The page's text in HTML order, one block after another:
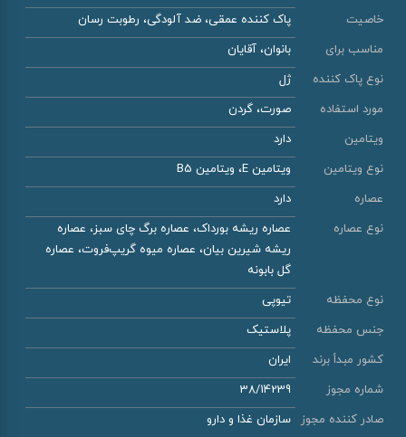
خاصیت
پاک کننده عمقی، ضد آلودگی، رطوبت رسان
مناسب برای
بانوان، آقایان
نوع پاک کننده
ژل
مورد استفاده
صورت، گردن
ویتامین
دارد
نوع ویتامین
ویتامین E، ویتامین B5
عصاره
دارد
نوع عصاره
عصاره ریشه بورداک، عصاره برگ چای سبز، عصاره
ریشه شیرین بیان، عصاره میوه گریپ‌فروت، عصاره
گل بابونه
نوع محفظه
تیوپی
جنس محفظه
پلاستیک
کشور مبدأ برند
ایران
شماره مجوز
38/14239
صادر کننده مجوز
سازمان غذا و دارو